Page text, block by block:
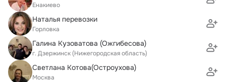
Енакиево
Наталья перевозки
Горловка
Галина Кузоватова (Ожгибесова)
г. Дзержинск (Нижегородская область)
Светлана Котова(Остроухова)
Москва